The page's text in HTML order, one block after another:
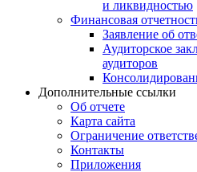
и ликвидностью
Финансовая
Заявление об
Аудиторское
аудиторов
Дополнительные ссылки
Об отчете
Карта сайта
Ограничение
Контакты
Приложения